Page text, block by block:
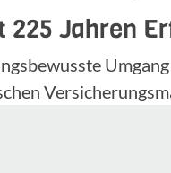
Jahren